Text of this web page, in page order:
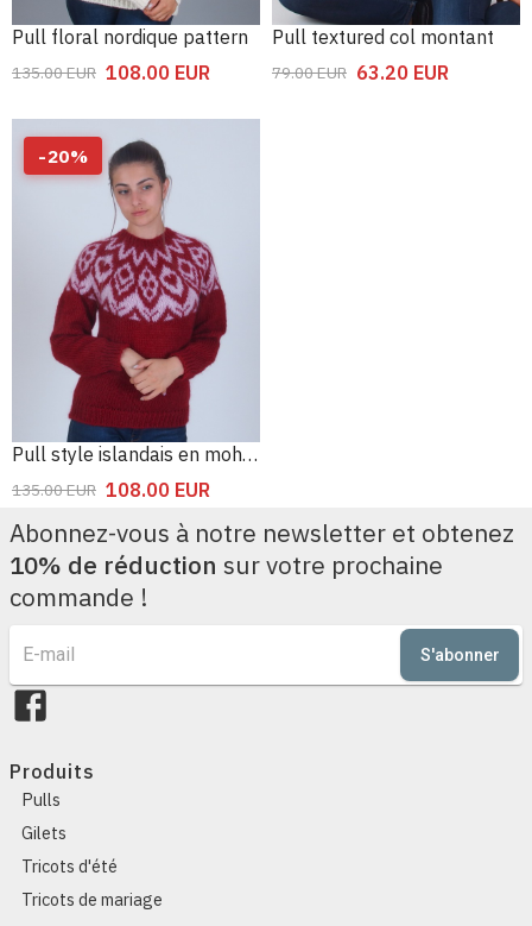
Pull floral nordique pattern
135.00EUR 108.00 EUR
Pull textured col montant
79.00EUR 63.20 EUR
-20%
Pull style islandais en mohair en laine
135.00EUR 108.00 EUR
Abonnez-vous à notre newsletter et obtenez
10% de réduction sur votre prochaine
commande !
S'abonner
Produits
Pulls
Gilets
Tricots d'été
Tricots de mariage